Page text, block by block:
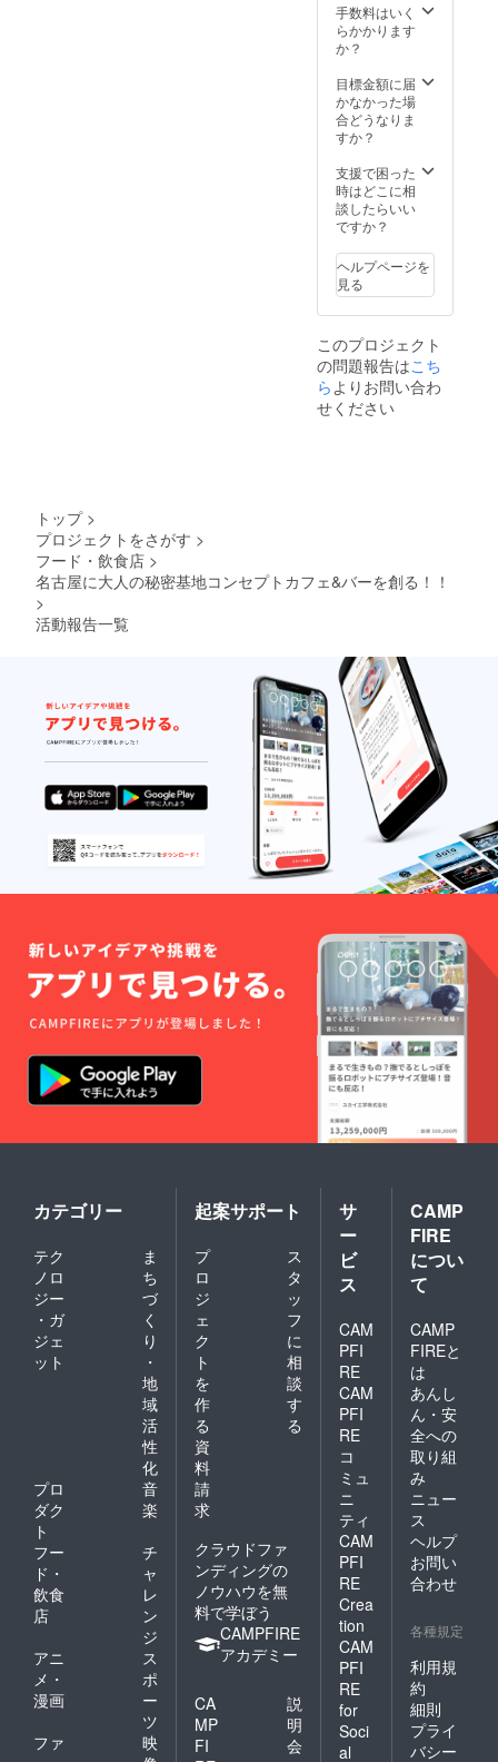
手数料はいく
らかかります
か？
目標金額に届
かなかった場
合どうなりま
すか？
支援で困った
時はどこに相
談したらいい
ですか？
ヘルプページを
見る
このプロジェクト
の問題報告はこち
ら よりお問い合わ
せください
トップ >
プロジェクトをさがす >
フード・飲食店 >
名古屋に大人の秘密基地コンセプトカフェ&バーを創る！！
>
活動報告一覧
カテゴリー
テク
ノロ
ジー
・ガ
ジェ
ット
ま
ち
づ
く
り
・
地
域
活
性
化
プロ
ダク
ト
音
楽
フー
ド・
飲食
店
チ
ャ
レ
ン
ジ
アニ
メ・
漫画
ス
ポ
ー
ツ
ファ
映
起案サポート
プ
ロ
ジ
ェ
ク
ト
を
作
る
ス
タ
ッ
フ
に
相
談
す
る
資
料
請
求
クラウドファ
ンディングの
ノウハウを無
料で学ぼう
CAMPFIRE
アカデミー
CA
MP
FI
説
明
会
サ
ー
ビ
ス
CAM
PFI
RE
CAM
PFI
RE
コ
ミュ
ニ
ティ
CAM
PFI
RE
Crea
tion
CAM
PFI
RE
for
Soci
al
CAMP
FIRE
につい
て
CAMP
FIREと
は
あんし
ん・安
全への
取り組
み
ニュー
ス
ヘルプ
お問い
合わせ
各種規定
利用規
約
細則
プライ
バシー